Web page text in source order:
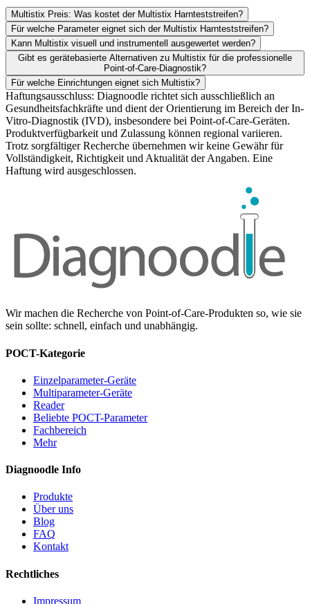
Multistix Preis: Was kostet der Multistix Harnteststreifen?
Für welche Parameter eignet sich der Multistix Harnteststreifen?
Kann Multistix visuell und instrumentell ausgewertet werden?
Gibt es gerätebasierte Alternativen zu Multistix für die professionelle
Point-of-Care-Diagnostik?
Für welche Einrichtungen eignet sich Multistix?
Haftungsausschluss: Diagnoodle richtet sich ausschließlich an
Gesundheitsfachkräfte und dient der Orientierung im Bereich der In-
Vitro-Diagnostik (IVD), insbesondere bei Point-of-Care-Geräten.
Produktverfügbarkeit und Zulassung können regional variieren.
Trotz sorgfältiger Recherche übernehmen wir keine Gewähr für
Vollständigkeit, Richtigkeit und Aktualität der Angaben. Eine
Haftung wird ausgeschlossen.
Wir machen die Recherche von Point-of-Care-Produkten so, wie sie
sein sollte: schnell, einfach und unabhängig.
POCT-Kategorie
Einzelparameter-Geräte
Multiparameter-Geräte
Reader
Beliebte POCT-Parameter
Fachbereich
Mehr
Diagnoodle Info
Produkte
Über uns
Blog
FAQ
Kontakt
Rechtliches
Impressum